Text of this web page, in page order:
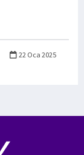
22 Oca 2025